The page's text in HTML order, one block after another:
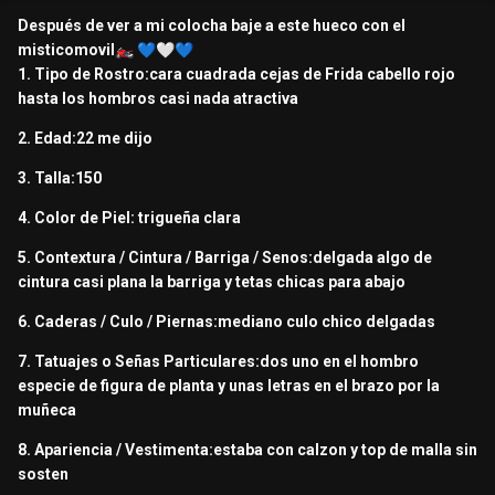
Después de ver a mi colocha baje a este hueco con el
misticomovil 🏍️ 💙🤍💙
1. Tipo de Rostro:cara cuadrada cejas de Frida cabello rojo
hasta los hombros casi nada atractiva
2. Edad:22 me dijo
3. Talla:150
4. Color de Piel: trigueña clara
5. Contextura / Cintura / Barriga / Senos:delgada algo de
cintura casi plana la barriga y tetas chicas para abajo
6. Caderas / Culo / Piernas:mediano culo chico delgadas
7. Tatuajes o Señas Particulares:dos uno en el hombro
especie de figura de planta y unas letras en el brazo por la
muñeca
8. Apariencia / Vestimenta:estaba con calzon y top de malla sin
sosten